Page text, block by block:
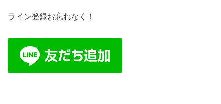
ライン登録お忘れなく！